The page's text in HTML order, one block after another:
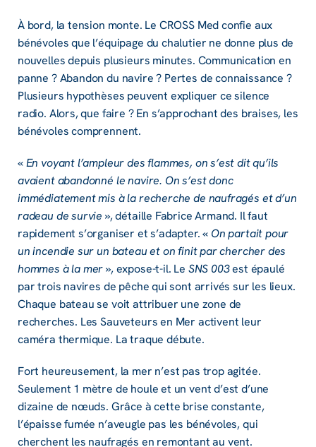
À bord, la tension monte. Le CROSS Med confie aux
bénévoles que l’équipage du chalutier ne donne plus de
nouvelles depuis plusieurs minutes. Communication en
panne ? Abandon du navire ? Pertes de connaissance ?
Plusieurs hypothèses peuvent expliquer ce silence
radio. Alors, que faire ? En s’approchant des braises, les
bénévoles comprennent.
« En voyant l’ampleur des flammes, on s’est dit qu’ils
avaient abandonné le navire. On s’est donc
immédiatement mis à la recherche de naufragés et d’un
radeau de survie », détaille Fabrice Armand. Il faut
rapidement s’organiser et s’adapter. « On partait pour
un incendie sur un bateau et on finit par chercher des
hommes à la mer », expose-t-il. Le SNS 003est épaulé
par trois navires de pêche qui sont arrivés sur les lieux.
Chaque bateau se voit attribuer une zone de
recherches. Les Sauveteurs en Mer activent leur
caméra thermique. La traque débute.
Fort heureusement, la mer n’est pas trop agitée.
Seulement 1 mètre de houle et un vent d’est d’une
dizaine de nœuds. Grâce à cette brise constante,
l’épaisse fumée n’aveugle pas les bénévoles, qui
cherchent les naufragés en remontant au vent.